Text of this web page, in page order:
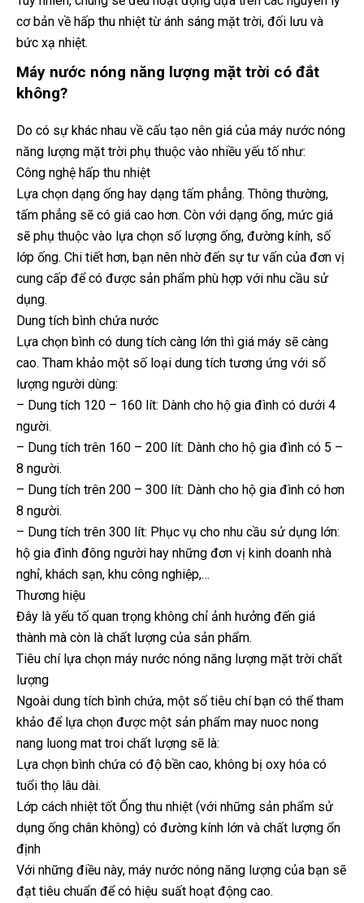
cơ bản về hấp thu nhiệt từ ánh sáng mặt trời, đối lưu và
bức xạ nhiệt.
Máy nước nóng năng lượng mặt trời có đắt
không?
Do có sự khác nhau về cấu tạo nên giá của máy nước nóng
năng lượng mặt trời phụ thuộc vào nhiều yếu tố như:
Công nghệ hấp thu nhiệt
Lựa chọn dạng ống hay dạng tấm phẳng. Thông thường,
tấm phẳng sẽ có giá cao hơn. Còn với dạng ống, mức giá
sẽ phụ thuộc vào lựa chọn số lượng ống, đường kính, số
lớp ống. Chi tiết hơn, bạn nên nhờ đến sự tư vấn của đơn vị
cung cấp để có được sản phẩm phù hợp với nhu cầu sử
dụng.
Dung tích bình chứa nước
Lựa chọn bình có dung tích càng lớn thì giá máy sẽ càng
cao. Tham khảo một số loại dung tích tương ứng với số
lượng người dùng:
– Dung tích 120 – 160 lít: Dành cho hộ gia đình có dưới 4
người.
– Dung tích trên 160 – 200 lít: Dành cho hộ gia đình có 5 –
8 người.
– Dung tích trên 200 – 300 lít: Dành cho hộ gia đình có hơn
8 người.
– Dung tích trên 300 lít: Phục vụ cho nhu cầu sử dụng lớn:
hộ gia đình đông người hay những đơn vị kinh doanh nhà
nghỉ, khách sạn, khu công nghiệp,…
Thương hiệu
Đây là yếu tố quan trọng không chỉ ảnh hưởng đến giá
thành mà còn là chất lượng của sản phẩm.
Tiêu chí lựa chọn máy nước nóng năng lượng mặt trời chất
lượng
Ngoài dung tích bình chứa, một số tiêu chí bạn có thể tham
khảo để lựa chọn được một sản phẩm may nuoc nong
nang luong mat troi chất lượng sẽ là:
Lựa chọn bình chứa có độ bền cao, không bị oxy hóa có
tuổi thọ lâu dài.
Lớp cách nhiệt tốt Ống thu nhiệt (với những sản phẩm sử
dụng ống chân không) có đường kính lớn và chất lượng ổn
định
Với những điều này, máy nước nóng năng lượng của bạn sẽ
đạt tiêu chuẩn để có hiệu suất hoạt động cao.